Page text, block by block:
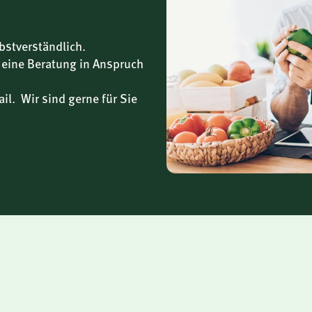
ausgeliefert, die die
Trägerstoffe oder
Der Fokus liegt auf
Beratung in Anspruch
Wir sind gerne für Sie